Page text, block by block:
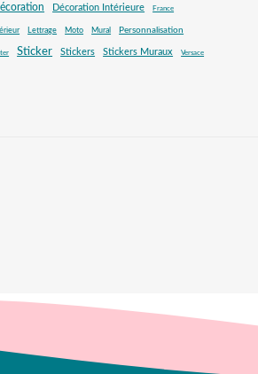
Décoration Intérieure France
Lettrage Moto Mural Personnalisation
Sticker Stickers Stickers Muraux Versace